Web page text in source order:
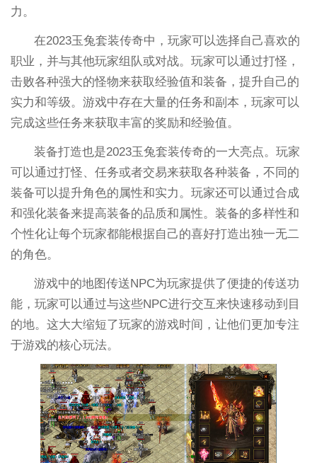
力。
在2023玉兔套装传奇中，玩家可以选择自己喜欢的
职业，并与其他玩家组队或对战。玩家可以通过打怪，
击败各种强大的怪物来获取经验值和装备，提升自己的
实力和等级。游戏中存在大量的任务和副本，玩家可以
完成这些任务来获取丰富的奖励和经验值。
装备打造也是2023玉兔套装传奇的一大亮点。玩家
可以通过打怪、任务或者交易来获取各种装备，不同的
装备可以提升角色的属性和实力。玩家还可以通过合成
和强化装备来提高装备的品质和属性。装备的多样性和
个性化让每个玩家都能根据自己的喜好打造出独一无二
的角色。
游戏中的地图传送NPC为玩家提供了便捷的传送功
能，玩家可以通过与这些NPC进行交互来快速移动到目
的地。这大大缩短了玩家的游戏时间，让他们更加专注
于游戏的核心玩法。